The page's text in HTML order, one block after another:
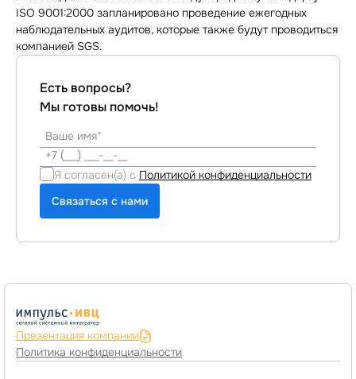
ISO 9001:2000 запланировано проведение ежегодных
наблюдательных аудитов, которые также будут проводиться
компанией SGS.
Есть вопросы?
Мы готовы помочь!
Я согласен(а) с Политикой конфиденциальности
Связаться с нами
Презентация компании
Политика конфиденциальности